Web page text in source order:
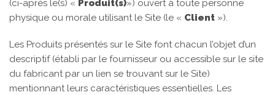
(ci-après le(s) « Produit(s)») ouvert à toute personne
physique ou morale utilisant le Site (le « Client »).
Les Produits présentés sur le Site font chacun l’objet d’un
descriptif (établi par le fournisseur ou accessible sur le site
du fabricant par un lien se trouvant sur le Site)
mentionnant leurs caractéristiques essentielles. Les